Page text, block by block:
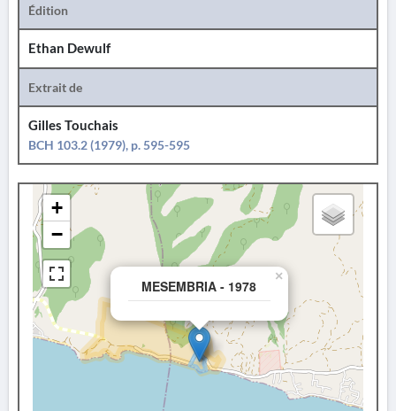
Édition
Ethan Dewulf
Extrait de
Gilles Touchais
BCH 103.2 (1979), p. 595-595
MESEMBRIA - 1978
×
+
−